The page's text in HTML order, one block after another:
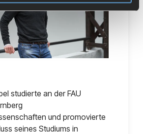
studierte an der FAU
und promovierte
seines Studiums in